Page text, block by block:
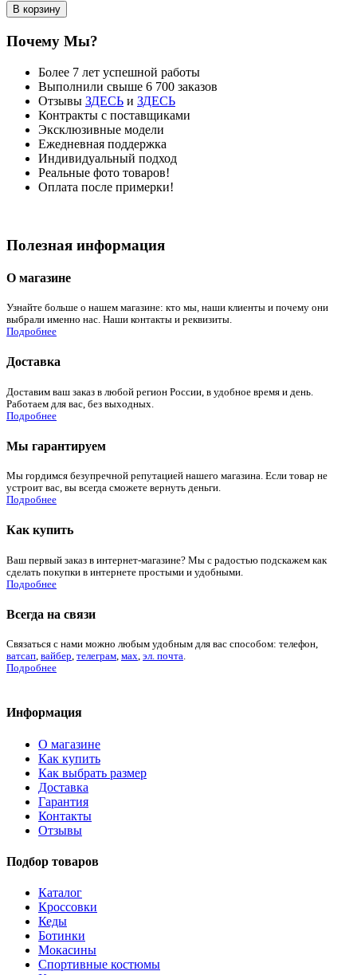
В корзину
Почему Мы?
Более 7 лет успешной работы
Выполнили свыше 6 700 заказов
Отзывы ЗДЕСЬ и ЗДЕСЬ
Контракты с поставщиками
Эксклюзивные модели
Ежедневная поддержка
Индивидуальный подход
Реальные фото товаров!
Оплата после примерки!
Полезная информация
О магазине
Узнайте больше о нашем магазине: кто мы, наши клиенты и почему они
выбрали именно нас. Наши контакты и реквизиты.
Подробнее
Доставка
Доставим ваш заказ в любой регион России, в удобное время и день.
Работаем для вас, без выходных.
Подробнее
Мы гарантируем
Мы гордимся безупречной репутацией нашего магазина. Если товар не
устроит вас, вы всегда сможете вернуть деньги.
Подробнее
Как купить
Ваш первый заказ в интернет-магазине? Мы с радостью подскажем как
сделать покупки в интернете простыми и удобными.
Подробнее
Всегда на связи
Связаться с нами можно любым удобным для вас способом: телефон,
ватсап, вайбер, телеграм, мах, эл. почта.
Подробнее
Информация
О магазине
Как купить
Как выбрать размер
Доставка
Гарантия
Контакты
Отзывы
Подбор товаров
Каталог
Кроссовки
Кеды
Ботинки
Мокасины
Спортивные костюмы